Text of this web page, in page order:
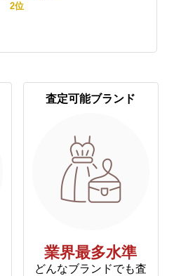
2位
査定可能ブランド
業界最多水準
どんなブランドでも査